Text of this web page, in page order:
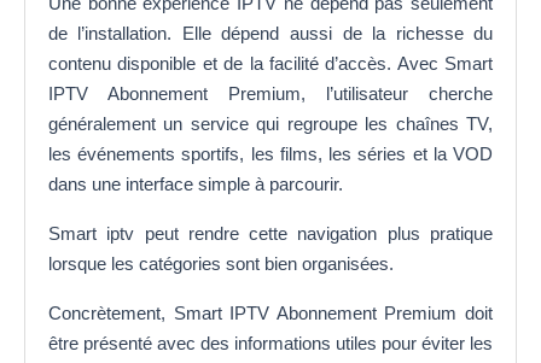
Une bonne expérience IPTV ne dépend pas seulement
de l’installation. Elle dépend aussi de la richesse du
contenu disponible et de la facilité d’accès. Avec Smart
IPTV Abonnement Premium, l’utilisateur cherche
généralement un service qui regroupe les chaînes TV,
les événements sportifs, les films, les séries et la VOD
dans une interface simple à parcourir.
Smart iptv peut rendre cette navigation plus pratique
lorsque les catégories sont bien organisées.
Concrètement, Smart IPTV Abonnement Premium doit
être présenté avec des informations utiles pour éviter les